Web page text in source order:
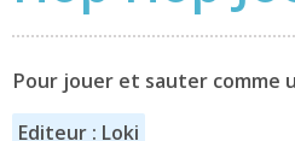
Pour jouer et sauter comme
Editeur : Loki